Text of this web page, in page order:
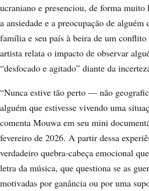
ucraniano e presenciou, de forma muito
a ansiedade e a preocupação de alguém
família e seu país à beira de um
artista relata o impacto de observar
“desfocado e agitado” diante da
“Nunca estive tão perto — não
alguém que estivesse vivendo uma
comenta Mouwa em seu mini
fevereiro de 2026. A partir dessa
verdadeiro quebra-cabeça emocional
letra da música, que questiona se as
motivadas por ganância ou por uma